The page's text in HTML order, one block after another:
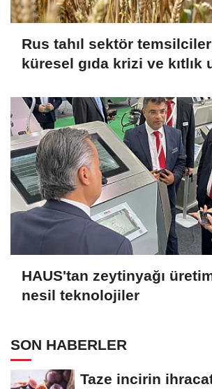
Rus tahıl sektör
küresel gıda krizi ve kıtlık
HAUS'tan zeytinyağı
nesil teknolojiler
SON HABERLER
Taze incirin